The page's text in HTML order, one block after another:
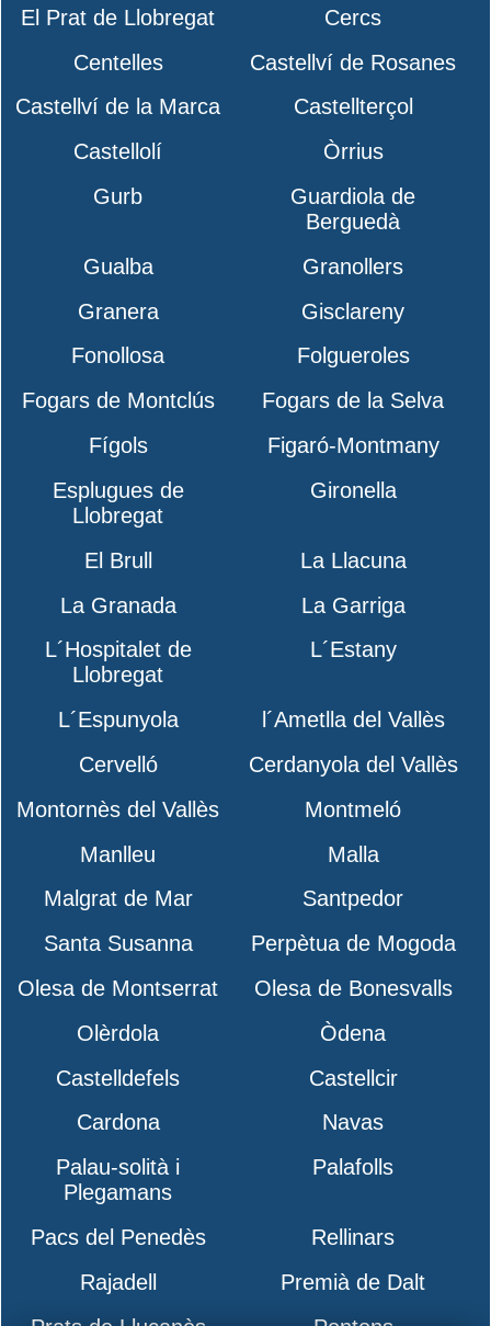
El Prat de Llobregat
Cercs
Centelles
Castellví de Rosanes
Castellví de la Marca
Castellterçol
Castellolí
Òrrius
Gurb
Guardiola de
Berguedà
Gualba
Granollers
Granera
Gisclareny
Fonollosa
Folgueroles
Fogars de Montclús
Fogars de la Selva
Fígols
Figaró-Montmany
Esplugues de
Llobregat
Gironella
El Brull
La Llacuna
La Granada
La Garriga
L´Hospitalet de
Llobregat
L´Estany
L´Espunyola
l´Ametlla del Vallès
Cervelló
Cerdanyola del Vallès
Montornès del Vallès
Montmeló
Manlleu
Malla
Malgrat de Mar
Santpedor
Santa Susanna
Perpètua de Mogoda
Olesa de Montserrat
Olesa de Bonesvalls
Olèrdola
Òdena
Castelldefels
Castellcir
Cardona
Navas
Palau-solità i
Plegamans
Palafolls
Pacs del Penedès
Rellinars
Rajadell
Premià de Dalt